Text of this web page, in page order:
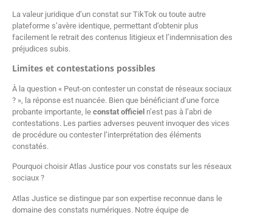
La valeur juridique d’un constat sur TikTok ou toute autre
plateforme s’avère identique, permettant d’obtenir plus
facilement le retrait des contenus litigieux et l’indemnisation des
préjudices subis.
Limites et contestations possibles
À la question « Peut-on contester un constat de réseaux sociaux
? », la réponse est nuancée. Bien que bénéficiant d’une force
probante importante, le constat officiel n’est pas à l’abri de
contestations. Les parties adverses peuvent invoquer des vices
de procédure ou contester l’interprétation des éléments
constatés.
Pourquoi choisir Atlas Justice pour vos constats sur les réseaux
sociaux ?
Atlas Justice se distingue par son expertise reconnue dans le
domaine des constats numériques. Notre équipe de